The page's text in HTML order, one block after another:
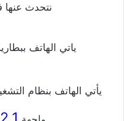
نتحدث عنها
ياتي الهاتف
يأتي الهاتف بنظام